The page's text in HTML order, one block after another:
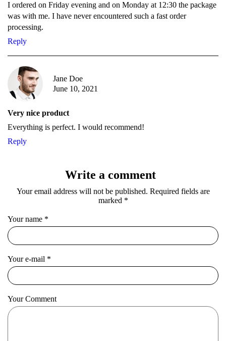
I ordered on Friday evening and on Monday at 12:30 the package
was with me. I have never encountered such a fast order
processing.
Reply
Jane Doe
June 10, 2021
Very nice product
Everything is perfect. I would recommend!
Reply
Write a comment
Your email address will not be published. Required fields are
marked *
Your name *
Your e-mail *
Your Comment